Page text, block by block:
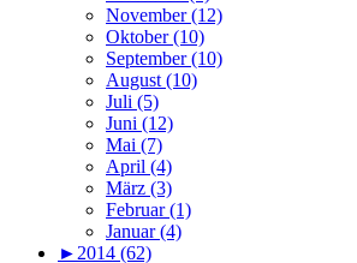
November (12)
Oktober (10)
September (10)
August (10)
Juli (5)
Juni (12)
Mai (7)
April (4)
März (3)
Februar (1)
Januar (4)
► 2014 (62)